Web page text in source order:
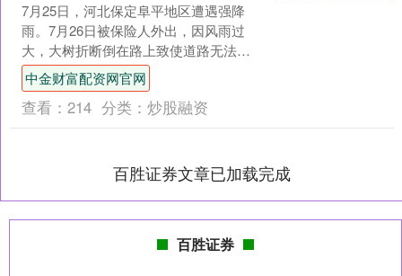
7月25日，河北保定阜平地区遭遇强降
雨。7月26日被保险人外出，因风雨过
大，大树折断倒在路上致使道路无法通
行。被保险人为疏通道路，移动障碍树
枝时不慎被水流卷入受....
中金财富配资网官网
查看： 214 分类： 炒股融资
百胜证券文章已加载完成
百胜证券